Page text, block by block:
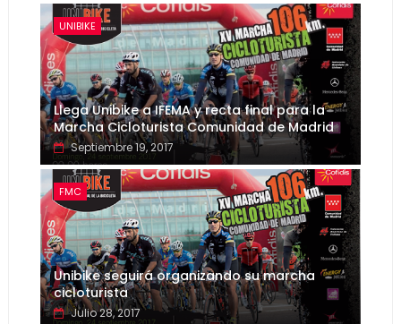
UNIBIKE
Llega Unibike a IFEMA y recta final para la
Marcha Cicloturista Comunidad de Madrid
Septiembre 19, 2017
FMC
Unibike seguirá organizando su marcha
cicloturista
Julio 28, 2017